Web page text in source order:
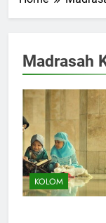
Madrasah
KOLOM